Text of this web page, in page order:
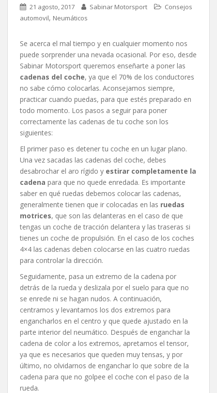
21 agosto, 2017 Sabinar Motorsport
Consejos
automovil, Neumáticos
Se acerca el mal tiempo y en cualquier momento nos
puede sorprender una nevada ocasional. Por eso, desde
Sabinar Motorsport queremos enseñarte a poner las
cadenas del coche, ya que el 70% de los conductores
no sabe cómo colocarlas. Aconsejamos siempre,
practicar cuando puedas, para que estés preparado en
todo momento. Los pasos a seguir para poner
correctamente las cadenas de tu coche son los
siguientes:
El primer paso es detener tu coche en un lugar plano.
Una vez sacadas las cadenas del coche, debes
desabrochar el aro rígido y estirar completamente la
cadena para que no quede enredada. Es importante
saber en qué ruedas debemos colocar las cadenas,
generalmente tienen que ir colocadas en las ruedas
motrices, que son las delanteras en el caso de que
tengas un coche de tracción delantera y las traseras si
tienes un coche de propulsión. En el caso de los coches
4×4 las cadenas deben colocarse en las cuatro ruedas
para controlar la dirección.
Seguidamente, pasa un extremo de la cadena por
detrás de la rueda y deslizala por el suelo para que no
se enrede ni se hagan nudos. A continuación,
centramos y levantamos los dos extremos para
engancharlos en el centro y que quede ajustado en la
parte interior del neumático. Después de enganchar la
cadena de color a los extremos, apretamos el tensor,
ya que es necesarios que queden muy tensas, y por
último, no olvidarnos de enganchar lo que sobre de la
cadena para que no golpee el coche con el paso de la
rueda.